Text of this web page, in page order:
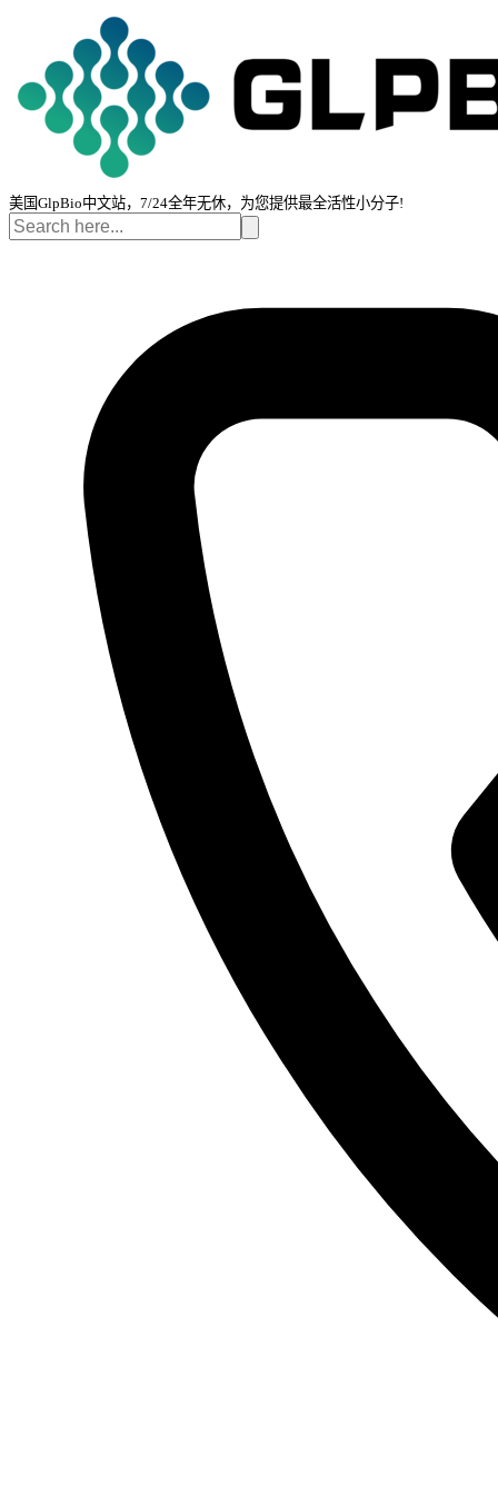
美国GlpBio中文站，7/24全年无休，为您提供最全活性小分子!